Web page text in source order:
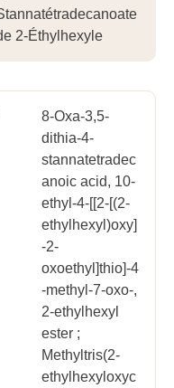
2-Éthylhexyle
8-Oxa-3,5-
dithia-4-
stannatetradec
anoic acid, 10-
ethyl-4-[[2-[(2-
ethylhexyl)oxy]
-2-
oxoethyl]thio]-4
-methyl-7-oxo-,
2-ethylhexyl
ester ;
Methyltris(2-
ethylhexyloxyc